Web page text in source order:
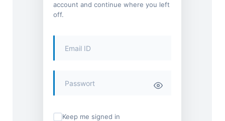
account and continue where you left
off.
Keep me signed in